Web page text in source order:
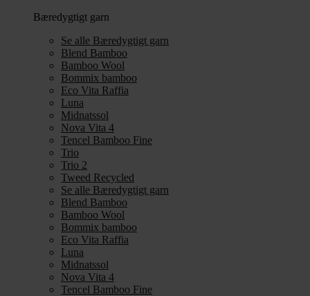
Bæredygtigt garn
Se alle Bæredygtigt garn
Blend Bamboo
Bamboo Wool
Bommix bamboo
Eco Vita Raffia
Luna
Midnatssol
Nova Vita 4
Tencel Bamboo Fine
Trio
Trio 2
Tweed Recycled
Se alle Bæredygtigt garn
Blend Bamboo
Bamboo Wool
Bommix bamboo
Eco Vita Raffia
Luna
Midnatssol
Nova Vita 4
Tencel Bamboo Fine